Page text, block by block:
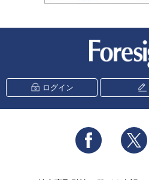
ログイン
Facebook